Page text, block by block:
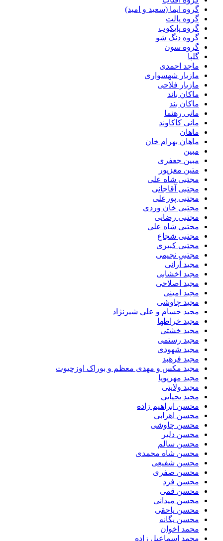
گروه ایما (سعید و امید)
گروه پالت
گروه پایکوب
گروه دنگ شو
گروه سون
گلپا
ماجد احمدی
مازیار شهسواری
مازیار فلاحی
ماکان باند
ماکان بند
مانی رهنما
مانی کاکاوند
ماهان
ماهان بهرام خان
مبین
مبین جعفری
متین معزپور
مجتبى شاه على
مجتبی آقاجانی
مجتبی پورعلی
مجتبی خان وردی
مجتبی رضایی
مجتبی شاه علی
مجتبی شجاع
مجتبی کبیری
مجتبی نجیمی
مجید آرانی
مجید اخشابی
مجید اصلاحی
مجید امینی
مجید چاوشی
مجید حسام و علی شیرنژاد
مجید خراطها
مجید خشتی
مجید رستمی
مجید شهودی
مجید فرهبد
مجید مکس و مهدی معظم و بوراک اوزچیوت
مجید مهرپویا
مجید ولایتی
مجید یحیایی
محسن ابراهیم زاده
محسن اهرابی
محسن چاوشی
محسن دلیر
محسن سالم
محسن شاه محمدی
محسن شفیعی
محسن صفری
محسن فرد
محسن قمی
محسن میدانی
محسن یاحقی
محسن یگانه
محمد اخوان
محمد اسماعیل زاده